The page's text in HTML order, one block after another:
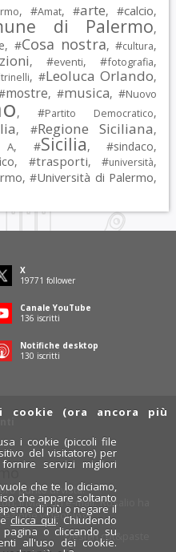
, #Amat, #arte, #calcio,
di Palermo,
, #Cosa nostra, #cultura,
, #eventi, #fotografia,
, #Leoluca Orlando,
mostre, #musica, #Nuovo
, #Partito Democratico,
, #Regione Siciliana,
A, #Sicilia, #sindaco,
, #trasporti, #università,
, #Università di Palermo,
X
19771 follower
Canale YouTube
136 iscritti
Notifiche desktop
130 iscritti
punto di vista.
inviaci un' e-mail. Rosalio ha
videoblog.
Designcut&paste
cookie (ora ancora più
i cookie (piccoli file
del visitatore) per
servizi migliori
che te lo diciamo,
che appare soltanto
di più o negare il
clicca qui. Chiudendo
o cliccando su
all'uso dei cookie.